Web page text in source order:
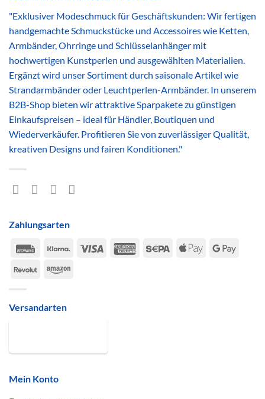
"Exklusiver Modeschmuck für Geschäftskunden: Wir fertigen
handgemachte Schmuckstücke und Accessoires wie Ketten,
Armbänder, Ohrringe und Schlüsselanhänger mit
hochwertigen Kunstperlen und ausgewählten Materialien.
Ergänzt wird unser Sortiment durch saisonale Artikel wie
Strandarmbänder oder Leuchtperlen-Armbänder. In unserem
B2B-Shop bieten wir attraktive Sparpakete zu günstigen
Einkaufspreisen – ideal für Händler, Boutiquen und
Wiederverkäufer. Profitieren Sie von zuverlässiger Qualität,
kreativen Designs und fairen Konditionen."
Mein Konto
Zahlungsarten
Rechung
Klarna Visa
American Sepa
Apple
Google
RevolutAmazon
Versandarten